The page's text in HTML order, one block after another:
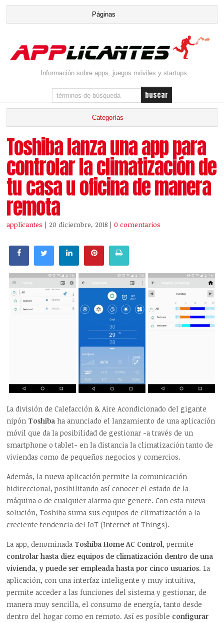
Información sobre apps, juegos móviles y startups
Toshiba lanza una app para
controlar la climatización de
tu casa u oficina de manera
remota
applicantes | 20 diciembre, 2018 |0 comentarios
La división de Calefacción & Aire Acondicionado del gigante
nipón Toshiba ha anunciado el lanzamiento de una aplicación
móvil que da la posibilidad de gestionar -a través de un
smartphone o tablet- en la distancia la climatización tanto de
viviendas como de pequeños negocios y comercios.
Además, la nueva aplicación permite la comunicación
bidireccional, posibilitando así conocer el estado de la
máquina o de cualquier alarma que genere. Con esta nueva
solución, Toshiba suma sus equipos de climatización a la
creciente tendencia del IoT (Internet of Things).
La app, denominada Toshiba Home AC Control, permite
controlar hasta diez equipos de climatización dentro de una
vivienda, y puede ser empleada hasta por cinco usuarios. La
aplicación, con una interfaz inteligente y muy intuitiva,
permite acceder a las funciones del sistema y gestionar, de
manera muy sencilla, el consumo de energía, tanto desde
dentro del hogar como en remoto. Así es posible configurar